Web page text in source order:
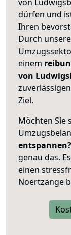
dürfen und
Ihren
Durch unsere
einem
von
Ziel.
Möchten Sie
entspannen?
genau das.
einen
Noertzange